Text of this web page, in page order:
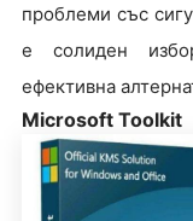
проблеми със
е солиден
ефективна
Microsoft Toolkit